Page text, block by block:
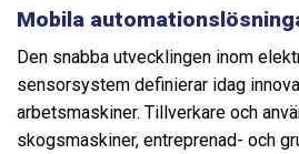
Mobila
Den snabba utvecklingen inom
sensorsystem definierar idag
arbetsmaskiner. Tillverkare och
skogsmaskiner, entreprenad- och